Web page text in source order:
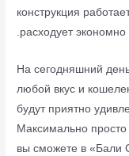
конструкция
расходует экономно.
На сегодняшний
любой вкус и
будут приятно
Максимально
вы сможете в «Бали